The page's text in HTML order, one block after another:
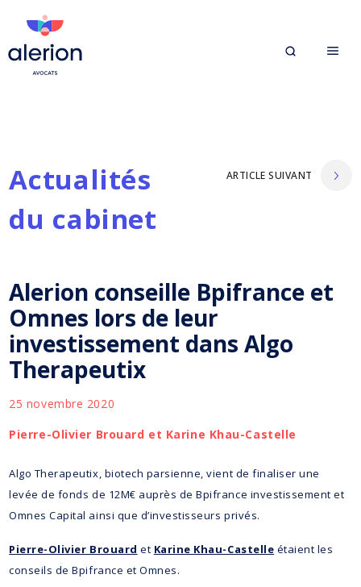
Actualités
du cabinet
ARTICLE SUIVANT
Alerion conseille Bpifrance et
Omnes lors de leur
investissement dans Algo
Therapeutix
25 novembre 2020
Pierre-Olivier Brouard et Karine Khau-Castelle
Algo Therapeutix, biotech parsienne, vient de finaliser une
levée de fonds de 12M€ auprès de Bpifrance investissement et
Omnes Capital ainsi que d’investisseurs privés.
Pierre-Olivier Brouard et Karine Khau-Castelle étaient les
conseils de Bpifrance et Omnes.